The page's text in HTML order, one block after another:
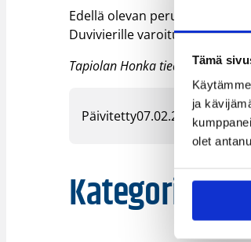
Tämä
ja
olet
Edellä olevan perusteella
Duvivierille varoituksen.
Tapiolan Honka tiedotti
Päivitetty07.02.2023
Kategoriat